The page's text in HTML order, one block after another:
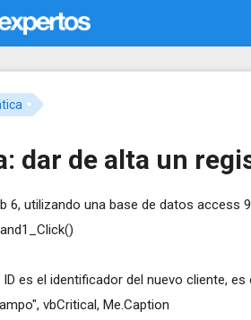
dar de alta un
6, utilizando una base de datos access
es el identificador del nuevo cliente,
vbCritical, Me.Caption